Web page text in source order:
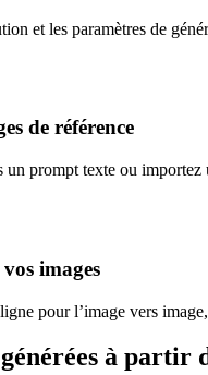
et les paramètres de
de référence
un prompt texte ou
images
pour l’image vers
à partir